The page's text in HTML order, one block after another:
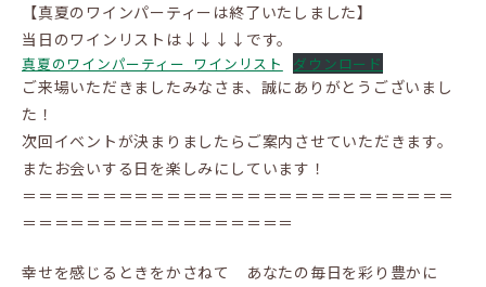
【真夏のワインパーティーは終了いたしました】
当日のワインリストは↓↓↓↓です。
真夏のワインパーティー_ワインリスト ダウンロード
ご来場いただきましたみなさま、誠にありがとうございまし
た！
次回イベントが決まりましたらご案内させていただきます。
またお会いする日を楽しみにしています！
＝＝＝＝＝＝＝＝＝＝＝＝＝＝＝＝＝＝＝＝＝＝＝＝＝＝＝
＝＝＝＝＝＝＝＝＝＝＝＝＝＝＝＝＝
幸せを感じるときをかさねて あなたの毎日を彩り豊かに